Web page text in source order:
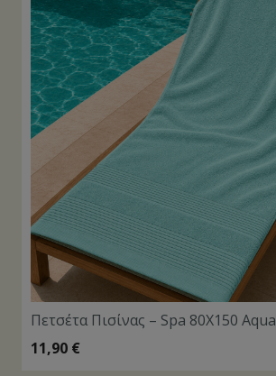
Πετσέτα Πισίνας – Spa 80X150 Aqua
11,90 €